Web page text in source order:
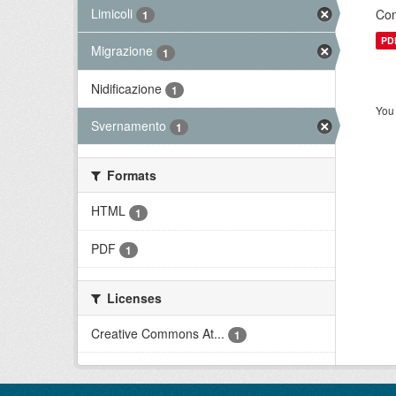
Limicoli 1
Migrazione 1
Nidificazione 1
Svernamento 1
Formats
HTML
1
PDF 1
Licenses
Creative Commons At...
1